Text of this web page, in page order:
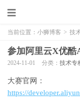
当前位置： 小狮博客 > 技
参加阿里云X优
2024-11-01 分类： 技术专
大赛官网：
https://